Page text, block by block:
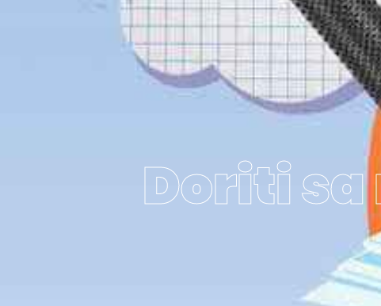
Doriti